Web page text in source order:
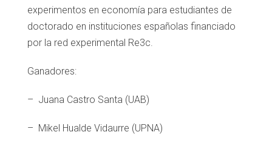
experimentos en economía para estudiantes de
doctorado en instituciones españolas financiado
por la red experimental Re3c.
Ganadores:
– Juana Castro Santa (UAB)
– Mikel Hualde Vidaurre (UPNA)